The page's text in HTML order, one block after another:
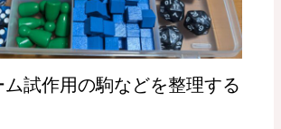
試作用の駒などを整理する